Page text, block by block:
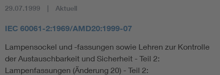
29.07.1999 Aktuell
IEC 60061-2:1969/AMD20:1999-07
Lampensockel und -fassungen sowie Lehren zur Kontrolle
der Austauschbarkeit und Sicherheit - Teil 2:
Lampenfassungen (Änderung 20) - Teil 2: